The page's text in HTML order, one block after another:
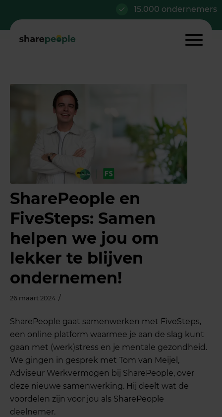
15.000 ondernemers
SharePeople en
FiveSteps: Samen
helpen we jou om
lekker te blijven
ondernemen!
26 maart 2024 /
SharePeople gaat samenwerken met FiveSteps,
een online platform waarmee je aan de slag kunt
gaan met (werk)stress en je mentale gezondheid.
We gingen in gesprek met Tom van Meijel,
Adviseur Werkvermogen bij SharePeople, over
deze nieuwe samenwerking. Hij deelt wat de
voordelen zijn voor jou als SharePeople
deelnemer.